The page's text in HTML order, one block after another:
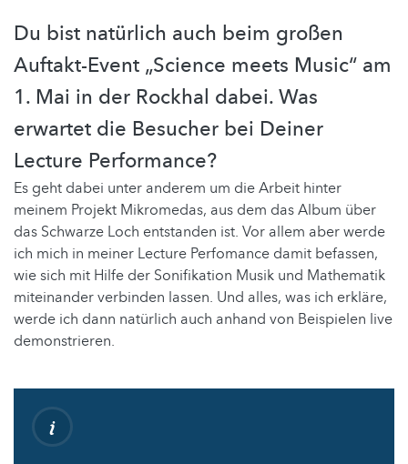
Du bist natürlich auch beim großen
Auftakt-Event „Science meets Music“ am
1. Mai in der Rockhal dabei. Was
erwartet die Besucher bei Deiner
Lecture Performance?
Es geht dabei unter anderem um die Arbeit hinter
meinem Projekt Mikromedas, aus dem das Album über
das Schwarze Loch entstanden ist. Vor allem aber werde
ich mich in meiner Lecture Perfomance damit befassen,
wie sich mit Hilfe der Sonifikation Musik und Mathematik
miteinander verbinden lassen. Und alles, was ich erkläre,
werde ich dann natürlich auch anhand von Beispielen live
demonstrieren.